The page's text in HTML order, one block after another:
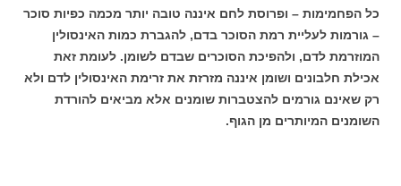
כל הפחמימות – ופרוסת לחם איננה טובה יותר מכמה כפיות סוכר
– גורמות לעליית רמת הסוכר בדם, להגברת כמות האינסולין
המוזרמת לדם, ולהפיכת הסוכרים שבדם לשומן. לעומת זאת
אכילת חלבונים ושומן איננה מזרזת את זרימת האינסולין לדם ולא
רק שאינם גורמים להצטברות שומנים אלא מביאים להורדת
השומנים המיותרים מן הגוף.